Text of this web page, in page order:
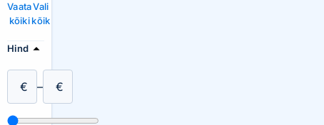
Vaata
kõiki
Vali
kõik
Hind
€ – €